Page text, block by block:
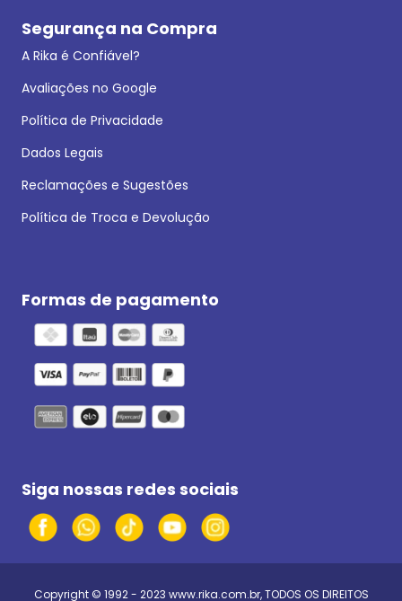
Segurança na Compra
A Rika é Confiável?
Avaliações no Google
Política de Privacidade
Dados Legais
Reclamações e Sugestões
Política de Troca e Devolução
Formas de pagamento
Siga nossas redes sociais
Copyright © 1992 - 2023 www.rika.com.br, TODOS OS DIREITOS